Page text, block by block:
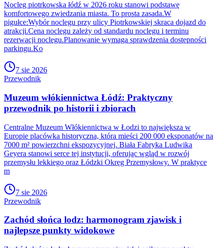
Nocleg piotrkowska łódź w 2026 roku stanowi podstawę
komfortowego zwiedzania miasta. To prosta zasada.W
pigułce:Wybór noclegu przy ulicy Piotrkowskiej skraca dojazd do
atrakcji.Cena noclegu zależy od standardu noclegu i terminu
rezerwacji noclegu.Planowanie wymaga sprawdzenia dostępności
parkingu.Ko
7 sie 2026
Przewodnik
Muzeum włókiennictwa Łódź: Praktyczny
przewodnik po historii i zbiorach
Centralne Muzeum Włókiennictwa w Łodzi to największa w
Europie placówka historyczna, która mieści 200 000 eksponatów na
7000 m² powierzchni ekspozycyjnej. Biała Fabryka Ludwika
Geyera stanowi serce tej instytucji, oferując wgląd w rozwój
przemysłu lekkiego oraz Łódzki Okręg Przemysłowy. W praktyce
m
7 sie 2026
Przewodnik
Zachód słońca lodz: harmonogram zjawisk i
najlepsze punkty widokowe